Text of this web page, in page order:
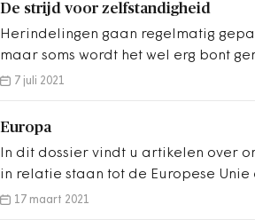
De strijd voor zelfstandigheid
Herindelingen gaan regelmatig
maar soms wordt het wel erg bont
fusieproces rondom Scherpenzeel is
alle spelers maken het tot een ‘dirty’
Binnenlands Bestuur volgt het proces
7 juli 2021
Europa
In dit dossier vindt u artikelen over
in relatie staan tot de Europese Unie
Parlement: over de uitwerking van
17 maart 2021